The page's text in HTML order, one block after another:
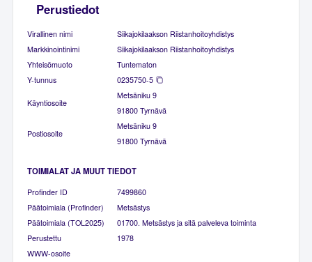
Perustiedot
Virallinen nimi
Siikajokilaakson Riistanhoitoyhdistys
Markkinointinimi
Siikajokilaakson Riistanhoitoyhdistys
Yhteisömuoto
Tuntematon
Y-tunnus
0235750-5
Käyntiosoite
Metsäniku 9
91800 Tyrnävä
Postiosoite
Metsäniku 9
91800 Tyrnävä
TOIMIALAT JA MUUT TIEDOT
Profinder ID
7499860
Päätoimiala (Profinder)
Metsästys
Päätoimiala (TOL2025)
01700. Metsästys ja sitä palveleva toiminta
Perustettu
1978
WWW-osoite